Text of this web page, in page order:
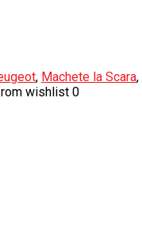
, Machete la Scara,
wishlist 0